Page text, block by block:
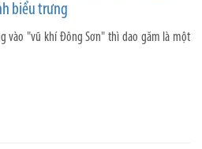
biểu trưng
vào "vũ khí Đông Sơn" thì dao găm là một